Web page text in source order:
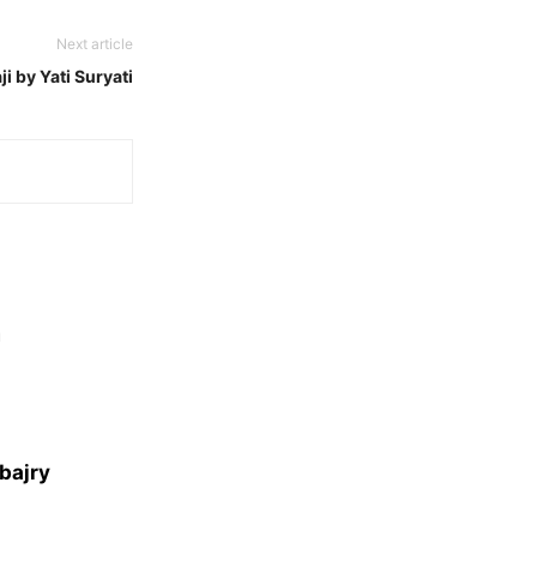
Next article
by Yati Suryati